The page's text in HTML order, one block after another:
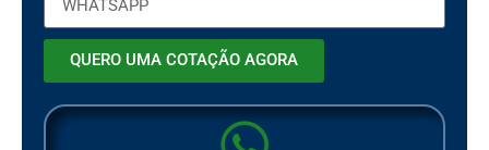
QUERO UMA COTAÇÃO AGORA